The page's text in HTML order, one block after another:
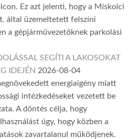
Ez azt jelenti, hogy a Miskolci
által üzemeltetett felszíni
a gépjárművezetőknek parkolási
SEGÍTI A LAKOSOKAT
IDEJÉN 2026-08-04
energiaigény miatt
intézkedéseket vezetett be
A döntés célja, hogy
úgy, hogy közben a
zavartalanul működjenek.